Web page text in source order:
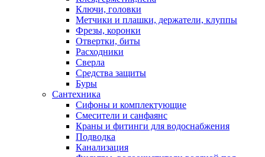
Ключи, головки
Метчики и плашки, держатели, клуппы
Фрезы, коронки
Отвертки, биты
Расходники
Сверла
Средства защиты
Буры
Сантехника
Сифоны и комплектующие
Смесители и санфаянс
Краны и фитинги для водоснабжения
Подводка
Канализация